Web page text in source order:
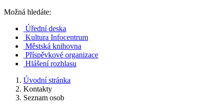
Možná hledáte:
Úřední deska
Kultura Infocentrum
Městská knihovna
Příspěvkové organizace
Hlášení rozhlasu
Úvodní stránka
Kontakty
Seznam osob